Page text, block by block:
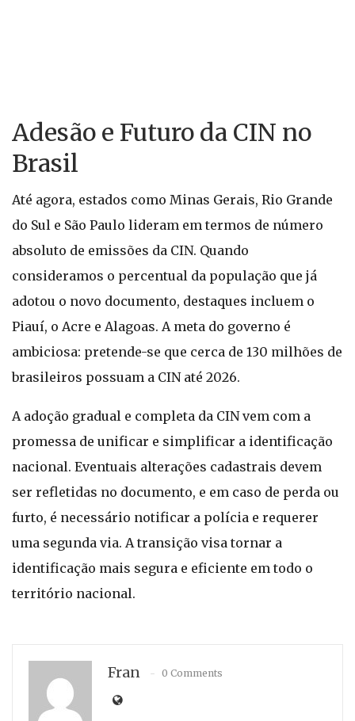
Adesão e Futuro da CIN no
Brasil
Até agora, estados como Minas Gerais, Rio Grande
do Sul e São Paulo lideram em termos de número
absoluto de emissões da CIN. Quando
consideramos o percentual da população que já
adotou o novo documento, destaques incluem o
Piauí, o Acre e Alagoas. A meta do governo é
ambiciosa: pretende-se que cerca de 130 milhões de
brasileiros possuam a CIN até 2026.
A adoção gradual e completa da CIN vem com a
promessa de unificar e simplificar a identificação
nacional. Eventuais alterações cadastrais devem
ser refletidas no documento, e em caso de perda ou
furto, é necessário notificar a polícia e requerer
uma segunda via. A transição visa tornar a
identificação mais segura e eficiente em todo o
território nacional.
Fran 0 Comments